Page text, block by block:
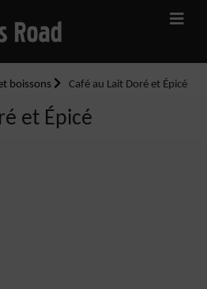
boissons Café au Lait Doré et Épicé
et Épicé